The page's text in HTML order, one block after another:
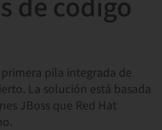
pila integrada de
La solución está basada
JBoss que Red Hat